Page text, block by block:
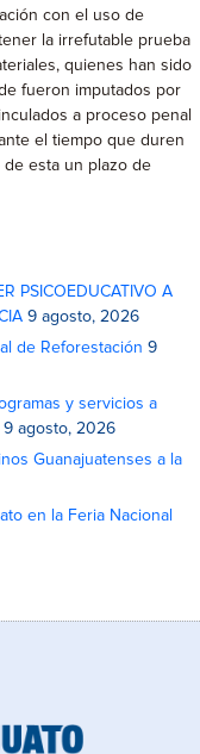
con el uso de
la irrefutable prueba
quienes han sido
fueron imputados por
a proceso penal
el tiempo que duren
de esta un plazo de
PSICOEDUCATIVO A
9 agosto, 2026
de Reforestación 9
y servicios a
9 agosto, 2026
Guanajuatenses a la
en la Feria Nacional